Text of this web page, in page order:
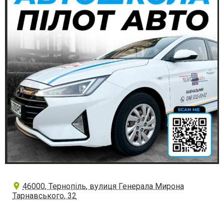
46000, Тернопіль, вулиця Генерала Мирона
Тарнавського, 32